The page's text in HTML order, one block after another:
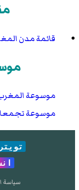
قائمة مدن
موسوعة
موسوعة
تويتر
سياسة